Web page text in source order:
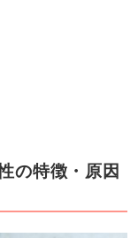
の特徴・原因